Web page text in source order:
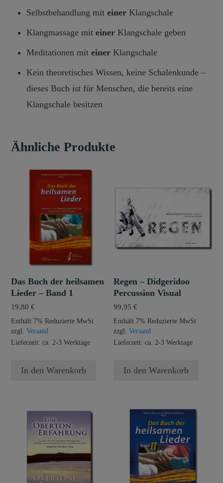
Selbstbehandlung mit einer Klangschale
Klangmassage mit einer Klangschale geben
Meditationen mit einer Klangschale
Kein theoretisches Wissen, keine Schalenkunde –
dieses Buch ist für Menschen, die bereits eine
Klangschale besitzen
Ähnliche Produkte
Das Buch der heilsamen
Lieder – Band 1
19,80 €
Enthält 7% Reduzierte MwSt
zzgl. Versand
Lieferzeit: ca. 2-3 Werktage
In den Warenkorb
Regen – Didgeridoo
Percussion Visual
99,95€
Enthält 7% Reduzierte MwSt
zzgl.Versand
Lieferzeit: ca. 2-3 Werktage
In den Warenkorb